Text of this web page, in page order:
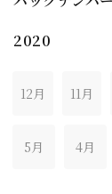
2020
12月 11月
5月 4月